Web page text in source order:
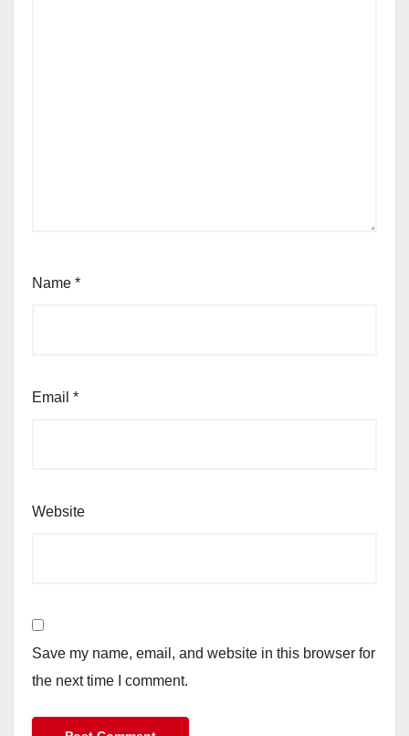
Name *
Email *
Website
Save my name, email, and website in this browser for
the next time I comment.